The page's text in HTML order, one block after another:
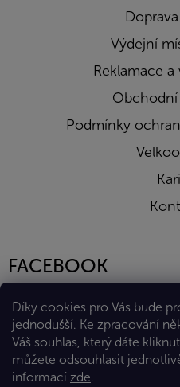
Díky cookies pro Vás bude
jednodušší. Ke zpracování
Váš souhlas, který dáte
můžete odsouhlasit
informací zde.
Výdejní
Reklamace
Podmínky
FACEBOOK